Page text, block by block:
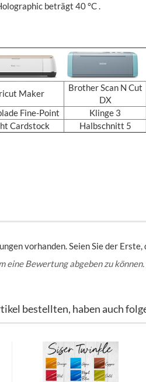
beträgt 40 °C .
Maker
Brother Scan N Cut
DX
Fine-Point Klinge 3
Cardstock Halbschnitt 5
vorhanden. Seien Sie der
eine Bewertung abgeben zu können.
bestellten, haben auch